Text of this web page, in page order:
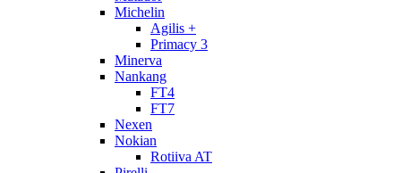
Michelin
Agilis +
Primacy 3
Minerva
Nankang
FT4
FT7
Nexen
Nokian
Rotiiva AT